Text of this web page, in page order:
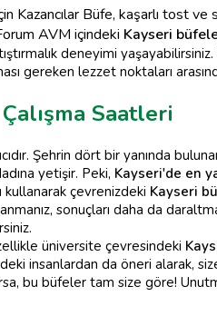
Kazancılar Büfe, kaşarlı tost ve
AVM içindeki Kayseri
deneyimi
gereken lezzet noktaları
Saatleri
Şehrin dört bir yanında
yetişir. Peki, Kayseri'de en
kullanarak çevrenizdeki Kayseri
sonuçları daha da
üniversite çevresindeki
insanlardan da öneri alarak,
bu büfeler tam size göre!